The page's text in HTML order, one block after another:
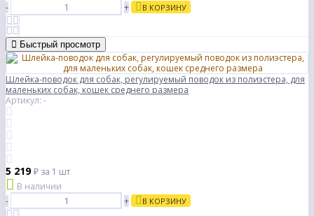
-
+ В КОРЗИНУ
Быстрый просмотр
Шлейка-поводок для собак, регулируемый поводок из полиэстера, для
маленьких собак, кошек среднего размера
Артикул: -
5 219₽ за 1 шт
В наличии
-
+ В КОРЗИНУ